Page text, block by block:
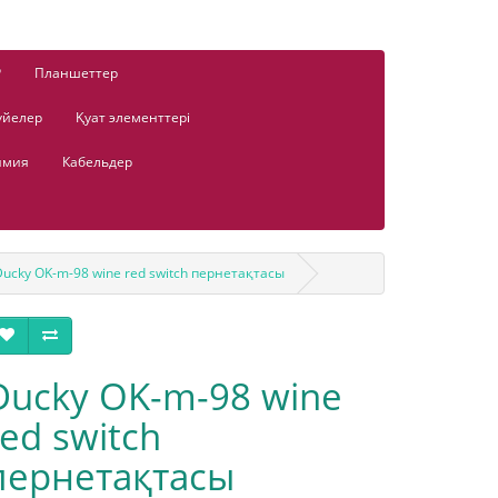
Планшеттер
Қуат элементтері
Кабельдер
OK-m-98 wine red switch пернетақтасы
OK-m-98 wine
switch